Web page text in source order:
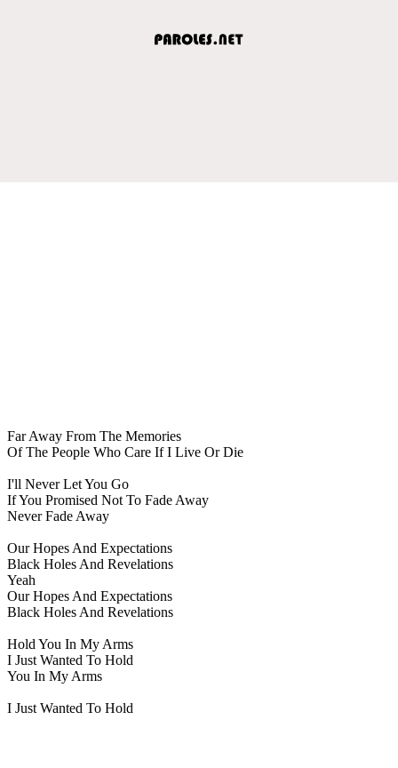
Far Away From The Memories
Of The People Who Care If I Live Or Die
I'll Never Let You Go
If You Promised Not To Fade Away
Never Fade Away
Our Hopes And Expectations
Black Holes And Revelations
Yeah
Our Hopes And Expectations
Black Holes And Revelations
Hold You In My Arms
I Just Wanted To Hold
You In My Arms
I Just Wanted To Hold